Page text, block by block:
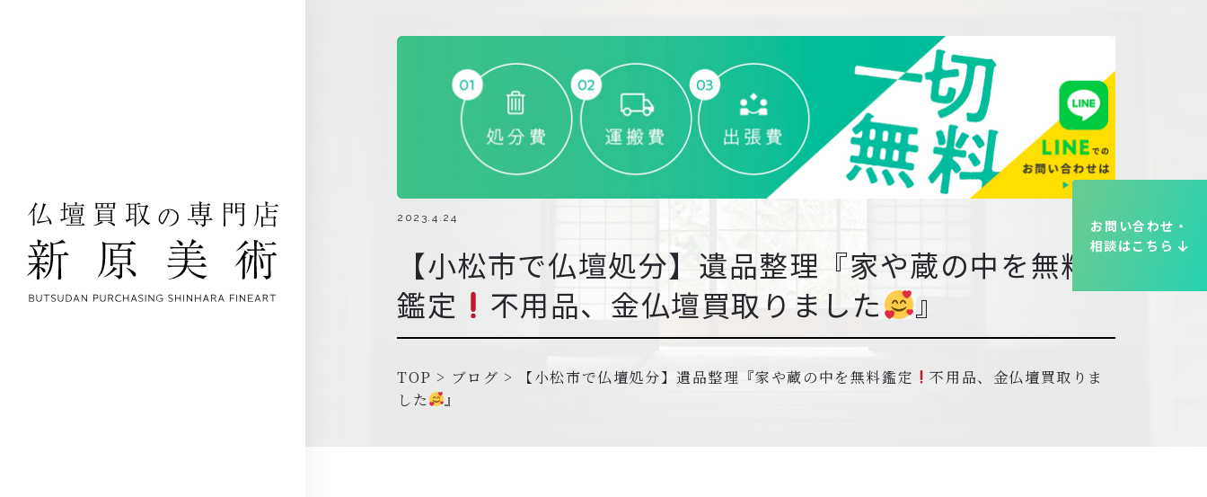
2023.4.24
【小松市で仏壇処分】遺品整理『家や蔵の中を無料
鑑定
不用品、金仏壇買取りました 』
TOP > ブログ > 【小松市で仏壇処分】遺品整理『家や蔵の中を無料鑑定
不用品、金仏壇買取りま
した
』
お問い合わせ・
相談はこちら